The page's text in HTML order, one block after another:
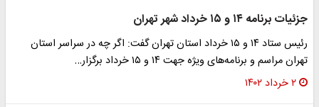
جزئیات برنامه ۱۴ و ۱۵ خرداد شهر تهران
رئیس ستاد ۱۴ و ۱۵ خرداد استان تهران گفت: اگر چه در سراسر استان
تهران مراسم و برنامه‌های ویژه جهت ۱۴ و ۱۵ خرداد برگزار…
۲ خرداد ۱۴۰۲